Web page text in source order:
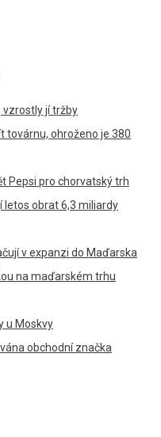
vzrostly jí tržby
továrnu, ohroženo je 380
Pepsi pro chorvatský trh
letos obrat 6,3 miliardy
v expanzi do Maďarska
na maďarském trhu
u Moskvy
obchodní značka